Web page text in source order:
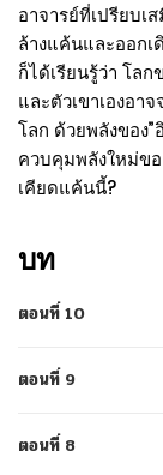
อาจารย์ที่เปรียบเ
ล้างแค้นและออก
ก็ได้เรียนรู้ว่า โล
และตัวเขาเองอา
โลก ด้วยพลังของ
ควบคุมพลังใหม่ข
เคียดแค้นนี้?
บท
ตอนที่ 10
ตอนที่ 9
ตอนที่ 8